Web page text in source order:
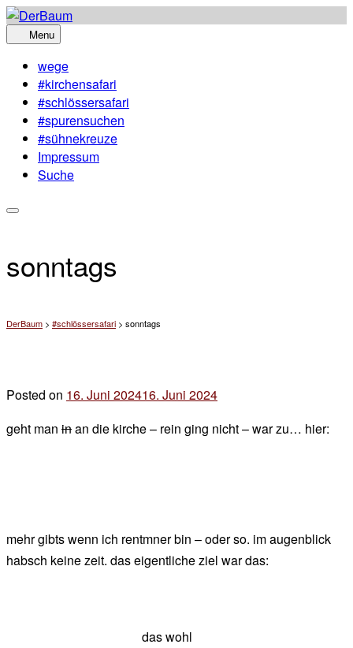
Skip
to
Menu
wege
#kirchensafari
#schlössersafari
#spurensuchen
#sühnekreuze
Impressum
Suche
sonntags
DerBaum > #schlössersafari > sonntags
Posted on 16. Juni 202416. Juni 2024
chef
geht man inan die kirche – rein ging nicht – war zu… hier:
mehr gibts wenn ich rentmner bin – oder so. im augenblick
habsch keine zeit. das eigentliche ziel war das:
das wohl